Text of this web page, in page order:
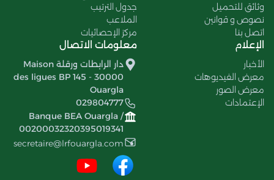
وثائق للتحميل
نصوص و قوانين
اتصل بنا
جدول الترتيب
الملاعب
مركز الإحصائيات
الإعلام
الأخبار
معرض الفيديوهات
معرض الصور
الإعتمادات
معلومات الاتصال
دار الرابطات ورقلة Maison
des ligues BP 145 - 30000
Ouargla
029804777
Banque BEA Ouargla /
00200032320395019341
secretaire@lrfouargla.com